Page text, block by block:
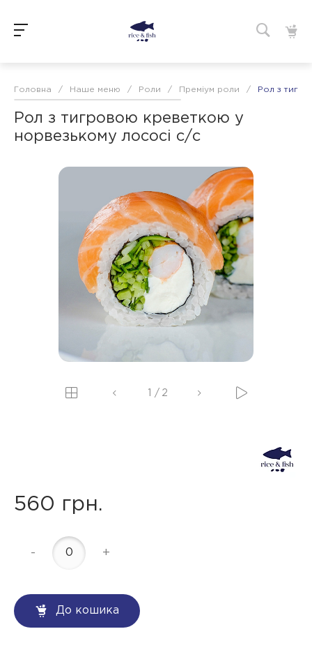
Головна / Наше меню / Роли / Преміум роли / Рол з
Рол з тигровою креветкою у
норвезькому лососі с/с
/ 2
560 грн.
- +
До кошика